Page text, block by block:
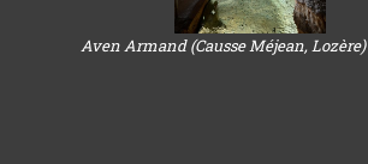
Aven Armand (Causse Méjean, Lozère)